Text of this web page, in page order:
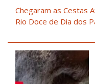
Chegaram as Cestas
Rio Doce de Dia dos